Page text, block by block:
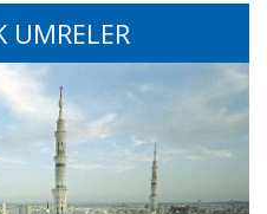
UMRELER